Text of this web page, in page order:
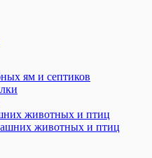
ям и септиков
животных и птиц
животных и птиц